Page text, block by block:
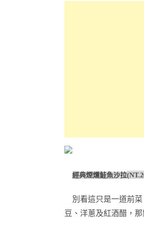
經典煙燻鮭魚沙拉
別看這只是一道前
豆、洋蔥及紅酒醋，